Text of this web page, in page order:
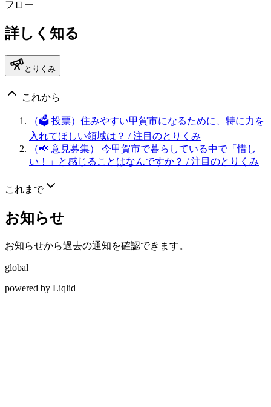
フロー
詳しく知る
とりくみ
これから
（🗳️ 投票）住みやすい甲賀市になるために、特に力を
入れてほしい領域は？ / 注目のとりくみ
（📢 意見募集） 今甲賀市で暮らしている中で「惜し
い！」と感じることはなんですか？ / 注目のとりくみ
これまで
お知らせ
お知らせから過去の通知を確認できます。
global
powered by Liqlid